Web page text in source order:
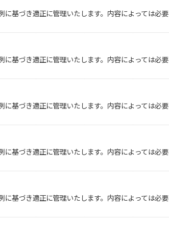
基づき適正に管理いたします。内容によっては必要
基づき適正に管理いたします。内容によっては必要
基づき適正に管理いたします。内容によっては必要
基づき適正に管理いたします。内容によっては必要
基づき適正に管理いたします。内容によっては必要